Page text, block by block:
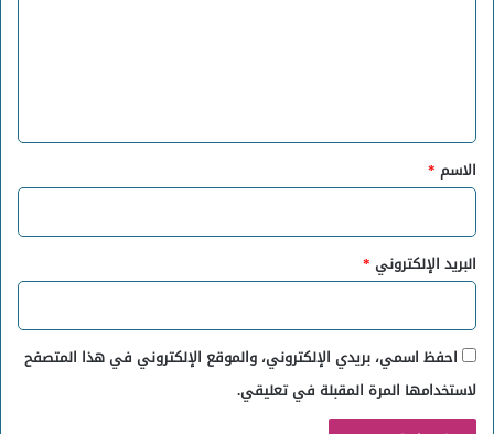
*
الاسم *
البريد الإلكتروني *
احفظ اسمي، بريدي الإلكتروني، والموقع الإلكتروني في هذا المتصفح
لاستخدامها المرة المقبلة في تعليقي.